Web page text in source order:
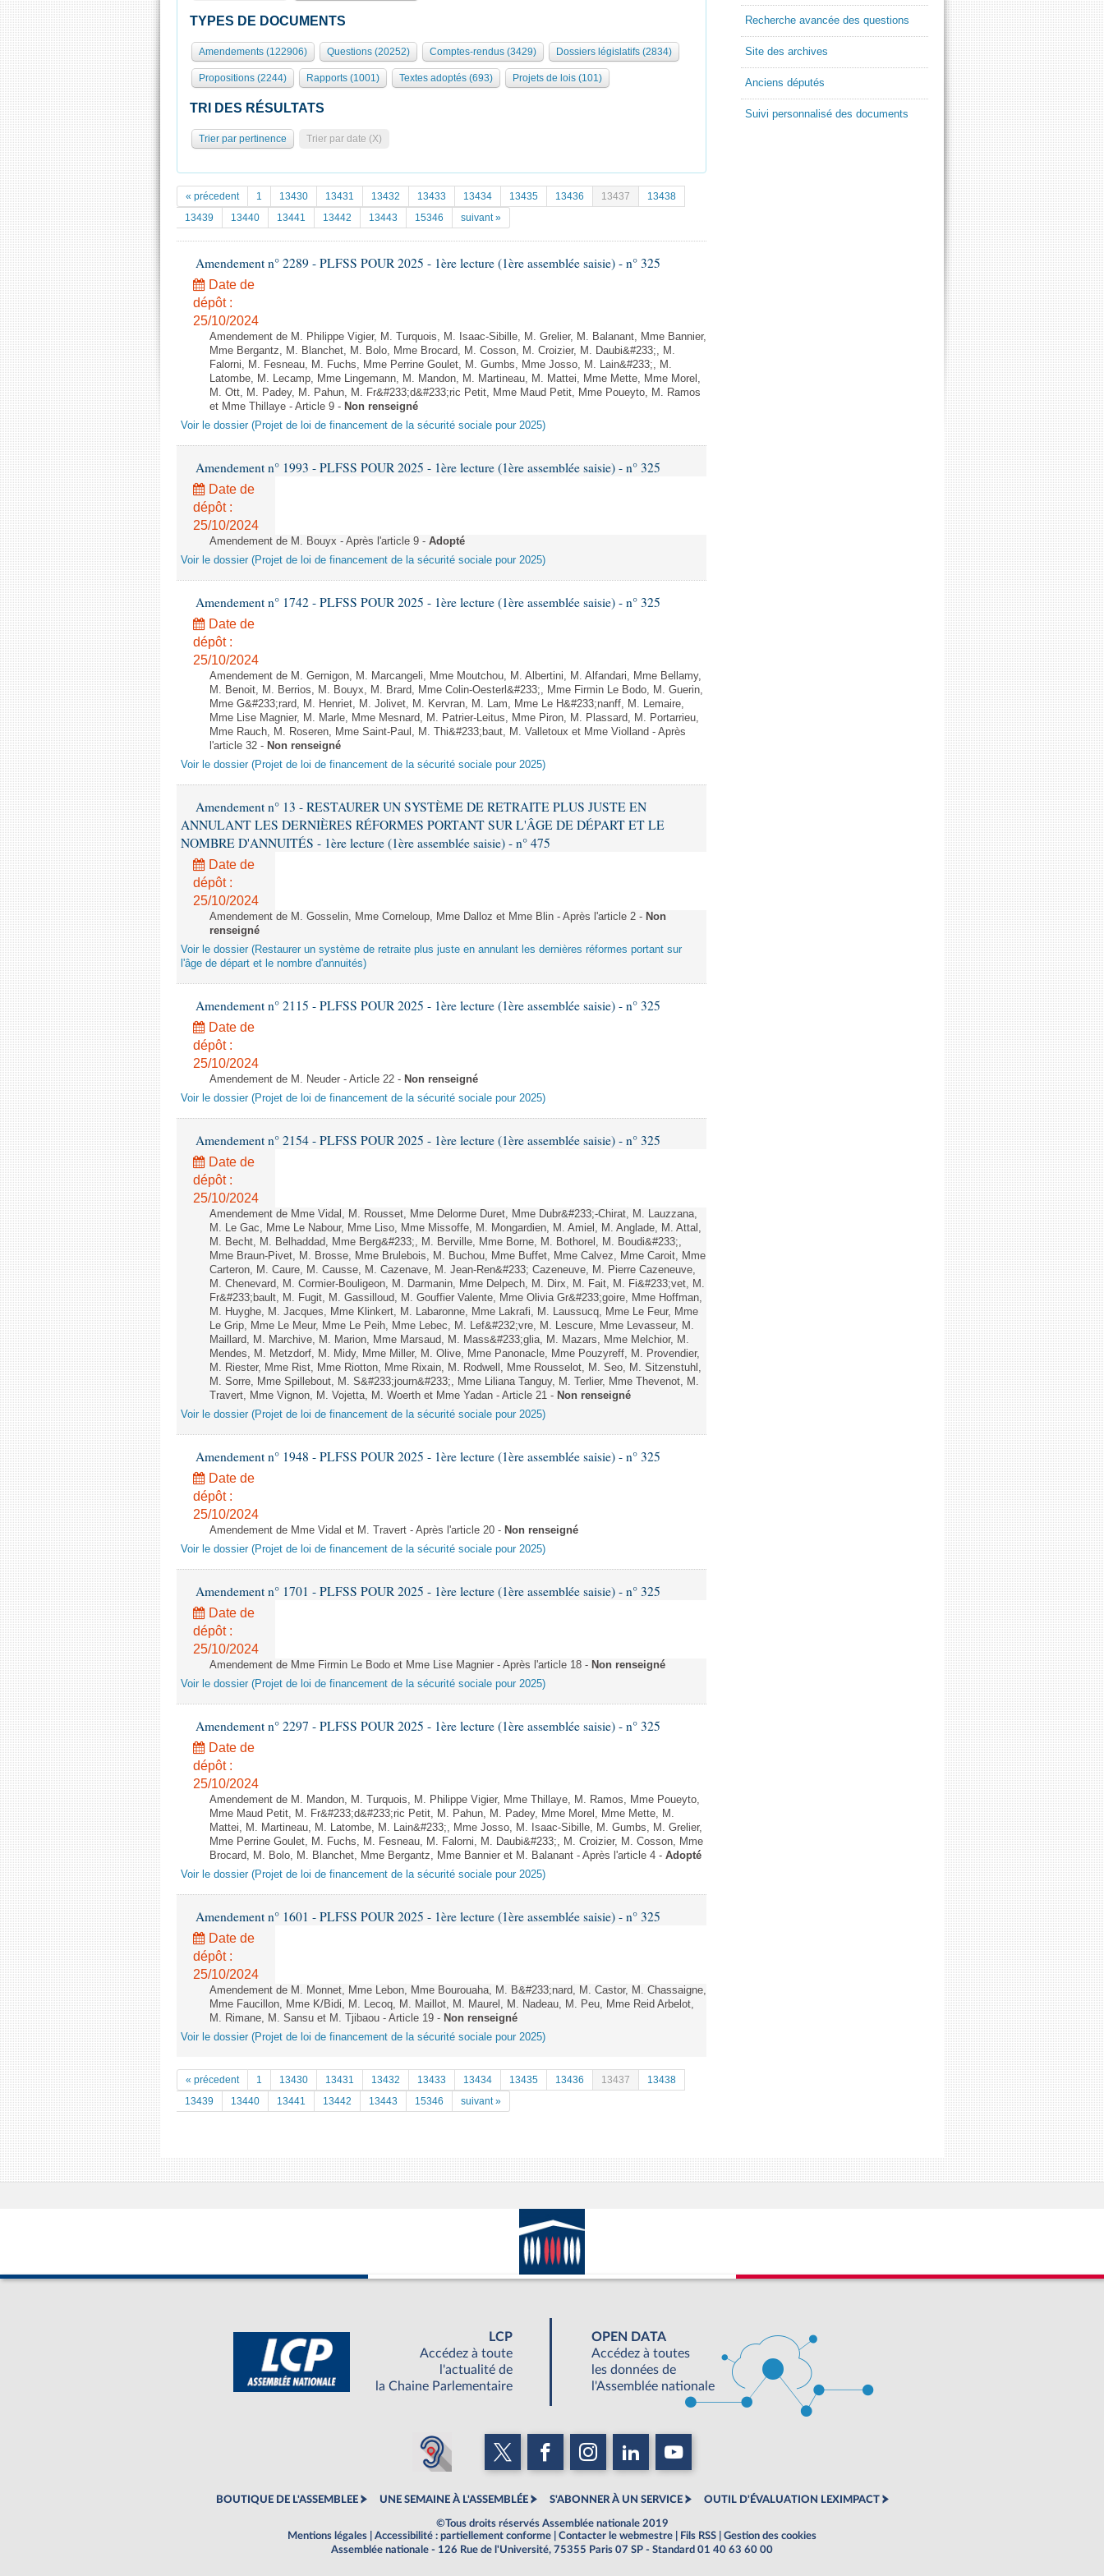
TYPES DE DOCUMENTS
Amendements (122906) Questions (20252) Comptes-rendus (3429) Dossiers législatifs (2834)
Propositions (2244) Rapports (1001) Textes adoptés (693) Projets de lois (101)
TRI DES RÉSULTATS
Trier par pertinence Trier par date (X)
« précedent 1 13430 13431 13432 13433 13434 13435 13436 13437
13438
13439
13440 13441 13442 13443 15346 suivant »
Amendement n° 2289 - PLFSS POUR 2025 - 1ère lecture (1ère assemblée saisie) - n° 325
Date de
dépôt :
25/10/2024
Amendement de M. Philippe Vigier, M. Turquois, M. Isaac-Sibille, M. Grelier, M. Balanant, Mme Bannier,
Mme Bergantz, M. Blanchet, M. Bolo, Mme Brocard, M. Cosson, M. Croizier, M. Daubi&#233;, M.
Falorni, M. Fesneau, M. Fuchs, Mme Perrine Goulet, M. Gumbs, Mme Josso, M. Lain&#233;, M.
Latombe, M. Lecamp, Mme Lingemann, M. Mandon, M. Martineau, M. Mattei, Mme Mette, Mme Morel,
M. Ott, M. Padey, M. Pahun, M. Fr&#233;d&#233;ric Petit, Mme Maud Petit, Mme Poueyto, M. Ramos
et Mme Thillaye - Article 9 - Non renseigné
Voir le dossier (Projet de loi de financement de la sécurité sociale pour 2025)
Amendement n° 1993 - PLFSS POUR 2025 - 1ère lecture (1ère assemblée saisie) - n° 325
Date de
dépôt :
25/10/2024
Amendement de M. Bouyx - Après l'article 9 - Adopté
Voir le dossier (Projet de loi de financement de la sécurité sociale pour 2025)
Amendement n° 1742 - PLFSS POUR 2025 - 1ère lecture (1ère assemblée saisie) - n° 325
Date de
dépôt :
25/10/2024
Amendement de M. Gernigon, M. Marcangeli, Mme Moutchou, M. Albertini, M. Alfandari, Mme Bellamy,
M. Benoit, M. Berrios, M. Bouyx, M. Brard, Mme Colin-Oesterl&#233;, Mme Firmin Le Bodo, M. Guerin,
Mme G&#233;rard, M. Henriet, M. Jolivet, M. Kervran, M. Lam, Mme Le H&#233;nanff, M. Lemaire,
Mme Lise Magnier, M. Marle, Mme Mesnard, M. Patrier-Leitus, Mme Piron, M. Plassard, M. Portarrieu,
Mme Rauch, M. Roseren, Mme Saint-Paul, M. Thi&#233;baut, M. Valletoux et Mme Violland - Après
l'article 32 - Non renseigné
Voir le dossier (Projet de loi de financement de la sécurité sociale pour 2025)
Amendement n° 13 - RESTAURER UN SYSTÈME DE RETRAITE PLUS JUSTE EN
ANNULANT LES DERNIÈRES RÉFORMES PORTANT SUR L'ÂGE DE DÉPART ET LE
NOMBRE D'ANNUITÉS - 1ère lecture (1ère assemblée saisie) - n° 475
Date de
dépôt :
25/10/2024
Amendement de M. Gosselin, Mme Corneloup, Mme Dalloz et Mme Blin - Après l'article 2 - Non
renseigné
Voir le dossier (Restaurer un système de retraite plus juste en annulant les dernières réformes portant sur
l'âge de départ et le nombre d'annuités)
Amendement n° 2115 - PLFSS POUR 2025 - 1ère lecture (1ère assemblée saisie) - n° 325
Date de
dépôt :
25/10/2024
Amendement de M. Neuder - Article 22 - Non renseigné
Voir le dossier (Projet de loi de financement de la sécurité sociale pour 2025)
Amendement n° 2154 - PLFSS POUR 2025 - 1ère lecture (1ère assemblée saisie) - n° 325
Date de
dépôt :
25/10/2024
Amendement de Mme Vidal, M. Rousset, Mme Delorme Duret, Mme Dubr&#233;-Chirat, M. Lauzzana,
M. Le Gac, Mme Le Nabour, Mme Liso, Mme Missoffe, M. Mongardien, M. Amiel, M. Anglade, M. Attal,
M. Becht, M. Belhaddad, Mme Berg&#233;, M. Berville, Mme Borne, M. Bothorel, M. Boudi&#233;,
Mme Braun-Pivet, M. Brosse, Mme Brulebois, M. Buchou, Mme Buffet, Mme Calvez, Mme Caroit, Mme
Carteron, M. Caure, M. Causse, M. Cazenave, M. Jean-Ren&#233; Cazeneuve, M. Pierre Cazeneuve,
M. Chenevard, M. Cormier-Bouligeon, M. Darmanin, Mme Delpech, M. Dirx, M. Fait, M. Fi&#233;vet, M.
Fr&#233;bault, M. Fugit, M. Gassilloud, M. Gouffier Valente, Mme Olivia Gr&#233;goire, Mme Hoffman,
M. Huyghe, M. Jacques, Mme Klinkert, M. Labaronne, Mme Lakrafi, M. Laussucq, Mme Le Feur, Mme
Le Grip, Mme Le Meur, Mme Le Peih, Mme Lebec, M. Lef&#232;vre, M. Lescure, Mme Levasseur, M.
Maillard, M. Marchive, M. Marion, Mme Marsaud, M. Mass&#233;glia, M. Mazars, Mme Melchior, M.
Mendes, M. Metzdorf, M. Midy, Mme Miller, M. Olive, Mme Panonacle, Mme Pouzyreff, M. Provendier,
M. Riester, Mme Rist, Mme Riotton, Mme Rixain, M. Rodwell, Mme Rousselot, M. Seo, M. Sitzenstuhl,
M. Sorre, Mme Spillebout, M. S&#233;journ&#233;, Mme Liliana Tanguy, M. Terlier, Mme Thevenot, M.
Travert, Mme Vignon, M. Vojetta, M. Woerth et Mme Yadan - Article 21 - Non renseigné
Voir le dossier (Projet de loi de financement de la sécurité sociale pour 2025)
Amendement n° 1948 - PLFSS POUR 2025 - 1ère lecture (1ère assemblée saisie) - n° 325
Date de
dépôt :
25/10/2024
Amendement de Mme Vidal et M. Travert - Après l'article 20 - Non renseigné
Voir le dossier (Projet de loi de financement de la sécurité sociale pour 2025)
Amendement n° 1701 - PLFSS POUR 2025 - 1ère lecture (1ère assemblée saisie) - n° 325
Date de
dépôt :
25/10/2024
Amendement de Mme Firmin Le Bodo et Mme Lise Magnier - Après l'article 18 - Non renseigné
Voir le dossier (Projet de loi de financement de la sécurité sociale pour 2025)
Amendement n° 2297 - PLFSS POUR 2025 - 1ère lecture (1ère assemblée saisie) - n° 325
Date de
dépôt :
25/10/2024
Amendement de M. Mandon, M. Turquois, M. Philippe Vigier, Mme Thillaye, M. Ramos, Mme Poueyto,
Mme Maud Petit, M. Fr&#233;d&#233;ric Petit, M. Pahun, M. Padey, Mme Morel, Mme Mette, M.
Mattei, M. Martineau, M. Latombe, M. Lain&#233;, Mme Josso, M. Isaac-Sibille, M. Gumbs, M. Grelier,
Mme Perrine Goulet, M. Fuchs, M. Fesneau, M. Falorni, M. Daubi&#233;, M. Croizier, M. Cosson, Mme
Brocard, M. Bolo, M. Blanchet, Mme Bergantz, Mme Bannier et M. Balanant - Après l'article 4 - Adopté
Voir le dossier (Projet de loi de financement de la sécurité sociale pour 2025)
Amendement n° 1601 - PLFSS POUR 2025 - 1ère lecture (1ère assemblée saisie) - n° 325
Date de
dépôt :
25/10/2024
Amendement de M. Monnet, Mme Lebon, Mme Bourouaha, M. B&#233;nard, M. Castor, M. Chassaigne,
Mme Faucillon, Mme K/Bidi, M. Lecoq, M. Maillot, M. Maurel, M. Nadeau, M. Peu, Mme Reid Arbelot,
M. Rimane, M. Sansu et M. Tjibaou - Article 19 - Non renseigné
Voir le dossier (Projet de loi de financement de la sécurité sociale pour 2025)
« précedent 1 13430 13431 13432 13433 13434 13435 13436 13437
13438
13439
13440 13441 13442 13443 15346 suivant »
Recherche avancée des questions
Site des archives
Anciens députés
Suivi personnalisé des documents
LCP
Accédez à toute
l'actualité de
la Chaine Parlementaire
OPEN DATA
Accédez à toutes
les données de
l'Assemblée nationale
BOUTIQUE DE L'ASSEMBLEE UNE SEMAINE À L'ASSEMBLÉE S'ABONNER À UN SERVICE OUTIL D'ÉVALUATION LEXIMPACT
©Tous droits réservés Assemblée nationale 2019
Mentions légales
Accessibilité : partiellement conforme Contacter le webmestre Fils RSS
Gestion des cookies
Assemblée nationale - 126 Rue de l'Université, 75355 Paris 07 SP - Standard 01 40 63 60 00